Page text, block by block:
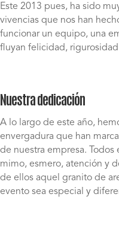
Este 2013 pues, ha sido
vivencias que nos han
funcionar un equipo, una
fluyan felicidad,
Nuestra dedicación
A lo largo de este año,
envergadura que han
de nuestra empresa.
mimo, esmero, atención y
de ellos aquel granito de
evento sea especial y